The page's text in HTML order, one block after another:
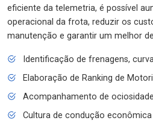
eficiente da telemetria, é possível
operacional da frota, reduzir os
manutenção e garantir um melhor
Identificação de frenagens,
Elaboração de Ranking de
Acompanhamento de
Cultura de condução econômica